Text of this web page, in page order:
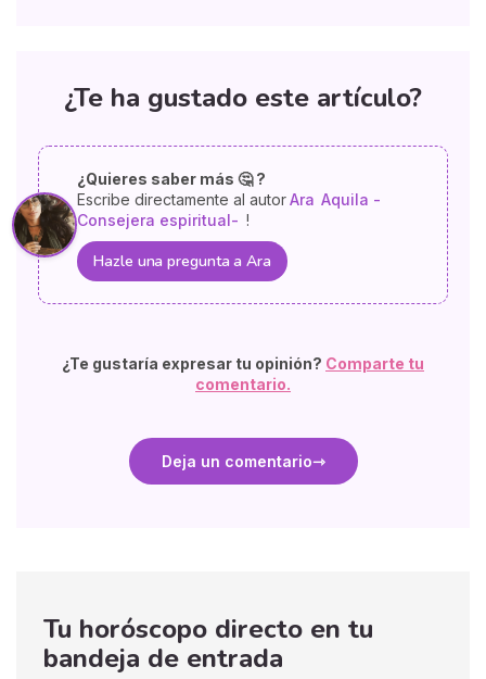
¿Te ha gustado este artículo?
¿Quieres saber más 🤔 ?
Escribe directamente al autorAra Aquila -
Consejera espiritual- !
Hazle una pregunta a Ara
¿Te gustaría expresar tu opinión? Comparte tu
comentario.
Deja un comentario
Tu horóscopo directo en tu
bandeja de entrada